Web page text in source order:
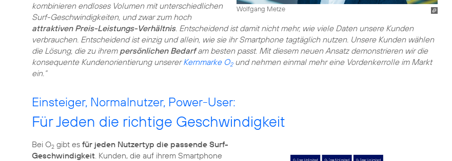
Wolfgang Metze
kombinieren endloses Volumen mit unterschiedlichen
Surf-Geschwindigkeiten, und zwar zum hoch
attraktiven Preis-Leistungs-Verhältnis. Entscheidend ist damit nicht mehr, wie viele Daten unsere Kunden
verbrauchen. Entscheidend ist einzig und allein, wie sie ihr Smartphone tagtäglich nutzen. Unsere Kunden wählen
die Lösung, die zu ihrem persönlichen Bedarfam besten passt. Mit diesem neuen Ansatz demonstrieren wir die
konsequente Kundenorientierung unsererKernmarke O2und nehmen einmal mehr eine Vordenkerrolle im Markt
ein.“
Einsteiger, Normalnutzer, Power-User:
Für Jeden die richtige Geschwindigkeit
Bei O2 gibt es für jeden Nutzertyp die passende Surf-
Geschwindigkeit. Kunden, die auf ihrem Smartphone